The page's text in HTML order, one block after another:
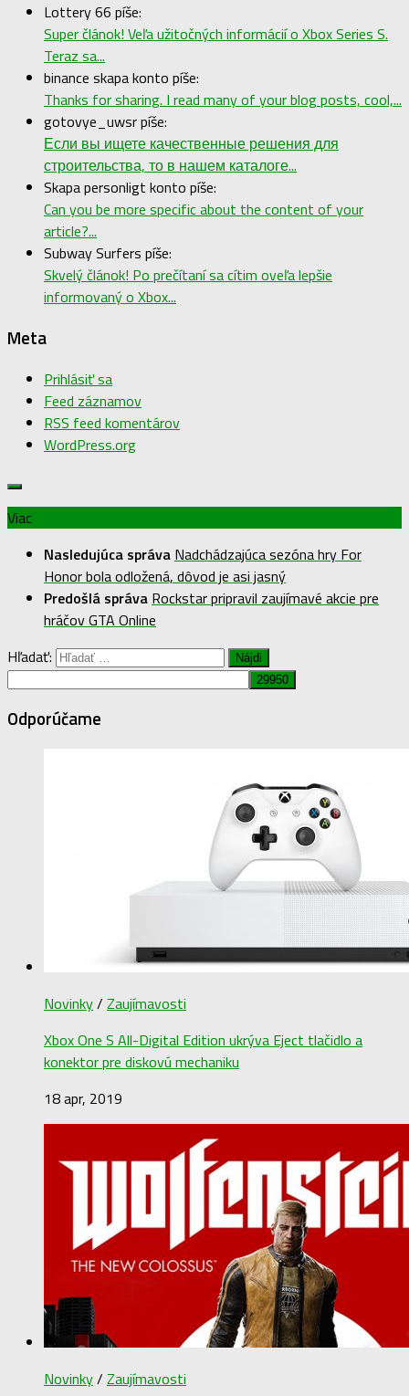
Lottery 66 píše:
Super článok! Veľa užitočných informácií o Xbox Series S.
Teraz sa...
binance skapa konto píše:
Thanks for sharing. I read many of your blog posts, cool,...
gotovye_uwsr píše:
Если вы ищете качественные решения для
строительства, то в нашем каталоге...
Skapa personligt konto píše:
Can you be more specific about the content of your
article?...
Subway Surfers píše:
Skvelý článok! Po prečítaní sa cítim oveľa lepšie
informovaný o Xbox...
Meta
Prihlásiť sa
Feed záznamov
RSS feed komentárov
WordPress.org
Viac
Nasledujúca správa Nadchádzajúca sezóna hry For
Honor bola odložená, dôvod je asi jasný
Predošlá správa Rockstar pripravil zaujímavé akcie pre
hráčov GTA Online
Hľadať:
Odporúčame
Novinky/ Zaujímavosti
Xbox One S All-Digital Edition ukrýva Eject tlačidlo a
konektor pre diskovú mechaniku
18 apr, 2019
Novinky/ Zaujímavosti